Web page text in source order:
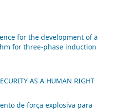
for the development of a
for three-phase induction
AS A HUMAN RIGHT
de força explosiva para